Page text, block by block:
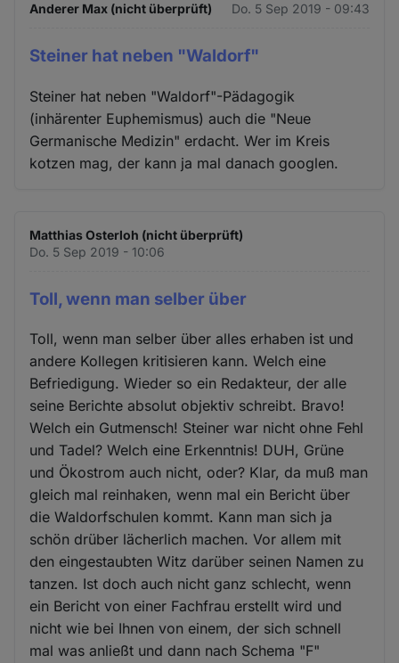
Anderer Max (nicht überprüft) Do. 5 Sep 2019 - 09:43
Steiner hat neben "Waldorf"
Steiner hat neben "Waldorf"-Pädagogik
(inhärenter Euphemismus) auch die "Neue
Germanische Medizin" erdacht. Wer im Kreis
kotzen mag, der kann ja mal danach googlen.
Matthias Osterloh (nicht überprüft)
Do. 5 Sep 2019 - 10:06
Toll, wenn man selber über
Toll, wenn man selber über alles erhaben ist und
andere Kollegen kritisieren kann. Welch eine
Befriedigung. Wieder so ein Redakteur, der alle
seine Berichte absolut objektiv schreibt. Bravo!
Welch ein Gutmensch! Steiner war nicht ohne Fehl
und Tadel? Welch eine Erkenntnis! DUH, Grüne
und Ökostrom auch nicht, oder? Klar, da muß man
gleich mal reinhaken, wenn mal ein Bericht über
die Waldorfschulen kommt. Kann man sich ja
schön drüber lächerlich machen. Vor allem mit
den eingestaubten Witz darüber seinen Namen zu
tanzen. Ist doch auch nicht ganz schlecht, wenn
ein Bericht von einer Fachfrau erstellt wird und
nicht wie bei Ihnen von einem, der sich schnell
mal was anließt und dann nach Schema "F"